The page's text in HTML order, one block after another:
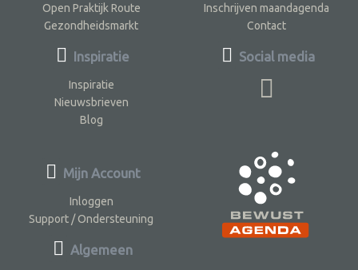
Open Praktijk Route
Gezondheidsmarkt
Inspiratie
Inspiratie
Nieuwsbrieven
Blog
Inschrijven maandagenda
Contact
Social media
Mijn Account
Inloggen
Support / Ondersteuning
Algemeen